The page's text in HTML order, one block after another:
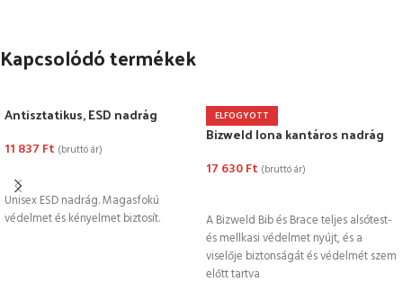
Kapcsolódó termékek
Antisztatikus, ESD nadrág
11 837 Ft (bruttó ár)
Unisex ESD nadrág. Magasfokú
védelmet és kényelmet biztosít.
ELFOGYOTT
Bizweld Iona kantáros nadrág
17 630Ft (bruttó ár)
A Bizweld Bib és Brace teljes alsótest-
és mellkasi védelmet nyújt, és a
viselője biztonságát és védelmét szem
előtt tartva